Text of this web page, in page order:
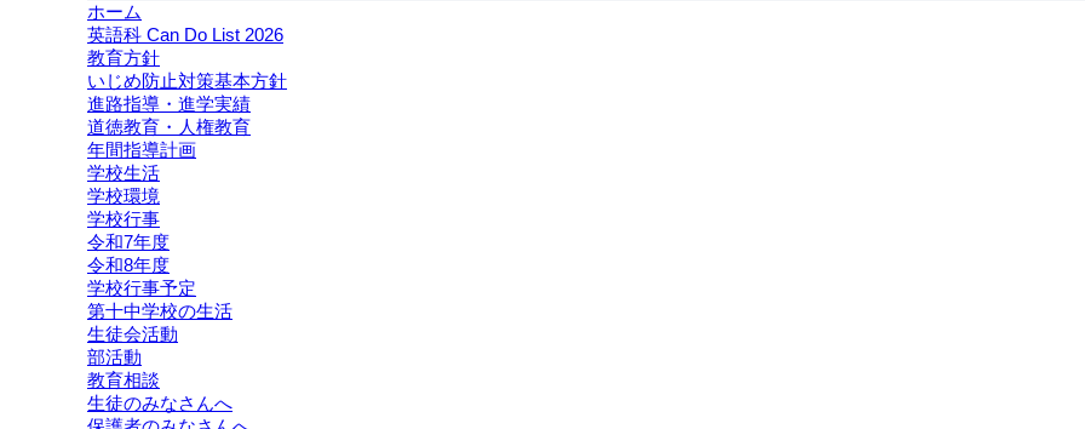
ホーム
英語科 Can Do List 2026
教育方針
いじめ防止対策基本方針
進路指導・進学実績
道徳教育・人権教育
年間指導計画
学校生活
学校環境
学校行事
令和7年度
令和8年度
学校行事予定
第十中学校の生活
生徒会活動
部活動
教育相談
生徒のみなさんへ